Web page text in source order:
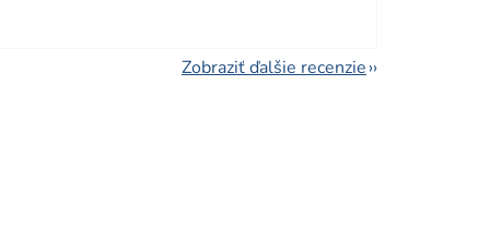
Zobraziť ďalšie recenzie